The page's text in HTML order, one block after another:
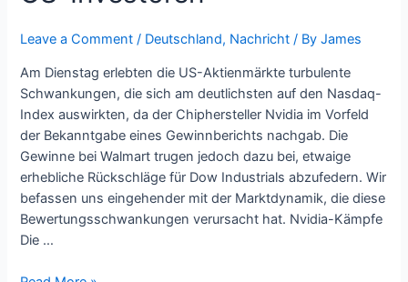
Leave a Comment / Deutschland, Nachricht / ByJames
Am Dienstag erlebten die US-Aktienmärkte turbulente
Schwankungen, die sich am deutlichsten auf den Nasdaq-
Index auswirkten, da der Chiphersteller Nvidia im Vorfeld
der Bekanntgabe eines Gewinnberichts nachgab. Die
Gewinne bei Walmart trugen jedoch dazu bei, etwaige
erhebliche Rückschläge für Dow Industrials abzufedern. Wir
befassen uns eingehender mit der Marktdynamik, die diese
Bewertungsschwankungen verursacht hat. Nvidia-Kämpfe
Die …